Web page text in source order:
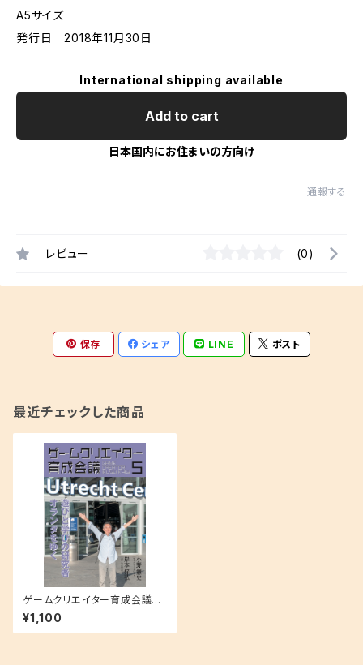
A5サイズ
発行日 2018年11月30日
International shipping available
Add to cart
日本国内にお住まいの方向け
通報する
レビュー (0)
保存 シェア LINE ポスト
最近チェックした商品
ゲームクリエイター育成会議
５ 岸本好弘（遊びと学び研究
所）遊びと学びの研究者 オラン
ダをゆく
¥1,100